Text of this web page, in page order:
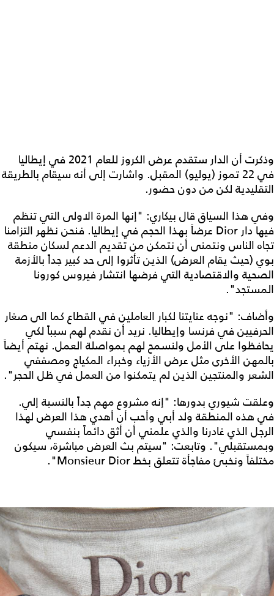
وذكرت أن الدار ستقدم عرض الكروز للعام 2021 في إيطاليا
في 22 تموز (يوليو) المقبل. واشارت إلى أنه سيقام بالطريقة
التقليدية لكن من دون حضور.
وفي هذا السياق قال بيكاري: "إنها المرة الاولى التي تنظم
فيها دار Dior عرضاً بهذا الحجم في إيطاليا. فنحن نظهر التزامنا
تجاه الناس ونتمنى أن نتمكن من تقديم الدعم لسكان منطقة
بوي (حيث يقام العرض) الذين تأثروا إلى حد كبير جداً بالأزمة
الصحية والاقتصادية التي فرضها انتشار فيروس كورونا
المستجد".
وأضاف: "نوجه عنايتنا لكبار العاملين في القطاع كما الى صغار
الحرفيين في فرنسا وإيطاليا. نريد أن نقدم لهم سبباً لكي
يحافظوا على الأمل ولنسمح لهم بمواصلة العمل. نهتم أيضاً
بالمهن الأخرى مثل عرض الأزياء وخبراء المكياج ومصففي
الشعر والمنتجين الذين لم يتمكنوا من العمل في ظل الحجر".
وعلقت شيوري بدورها: "إنه مشروع مهم جداً بالنسبة إلي.
في هذه المنطقة ولد أبي وأحب أن أهدي هذا العرض لهذا
الرجل الذي غادرنا والذي علمني أن أثق دائماً بنفسي
وبمستقبلي". وتابعت: "سيتم بث العرض مباشرة، سيكون
مختلفاً ونخبئ مفاجأة تتعلق بخط Monsieur Dior".